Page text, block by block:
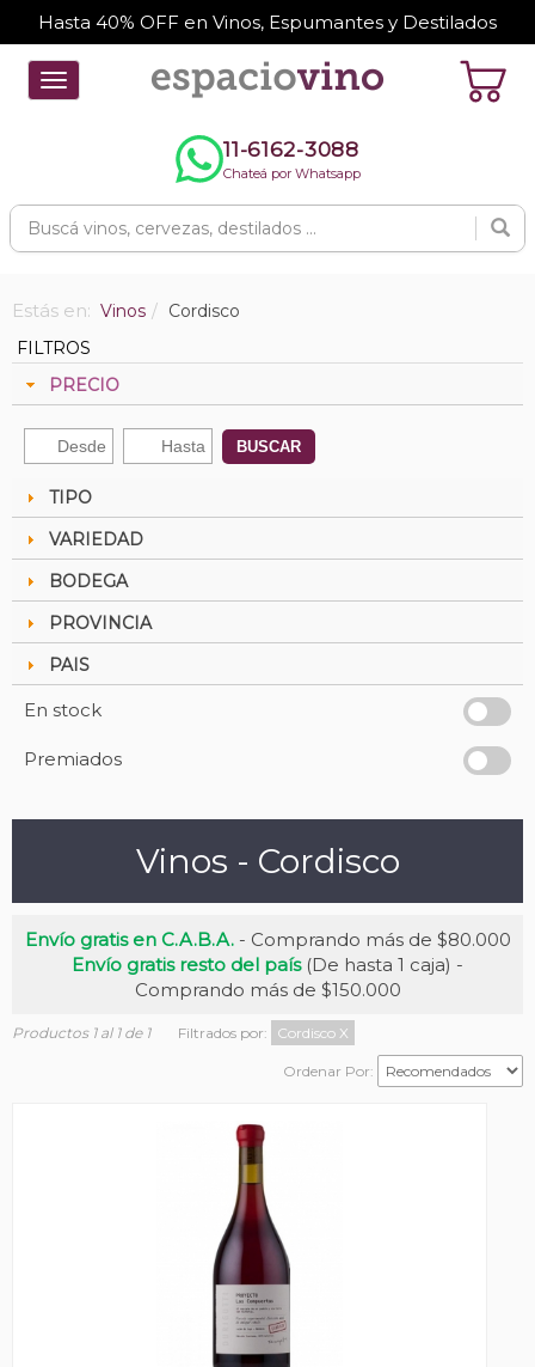
Hasta 40% OFF en Vinos, Espumantes y Destilados
Toggle
navigation
11-6162-3088
Chateá por Whatsapp
Estás en: Vinos
Cordisco
FILTROS
PRECIO
BUSCAR
TIPO
VARIEDAD
BODEGA
PROVINCIA
PAIS
En stock
Premiados
Vinos - Cordisco
Envío gratis en C.A.B.A.- Comprando más de $80.000
Envío gratis resto del país(De hasta 1 caja) -
Comprando más de $150.000
Productos 1 al 1 de 1 Filtrados por: Cordisco X
Ordenar Por: